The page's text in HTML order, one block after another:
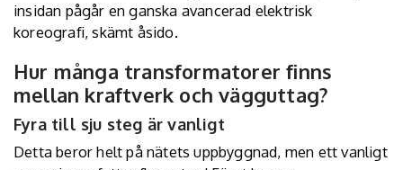
insidan pågår en ganska avancerad elektrisk
koreografi, skämt åsido.
Hur många transformatorer finns
mellan kraftverk och vägguttag?
Fyra till sju steg är vanligt
Detta beror helt på nätets uppbyggnad, men ett vanligt